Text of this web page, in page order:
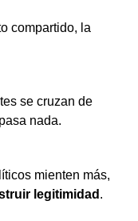
compartido, la
se cruzan de
nada.
mienten más,
legitimidad .